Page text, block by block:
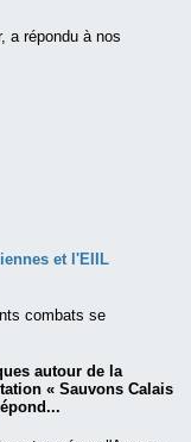
a répondu à nos
et l'EIIL
combats se
autour de la
« Sauvons Calais